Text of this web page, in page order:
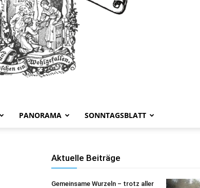
PANORAMA SONNTAGSBLATT
Aktuelle Beiträge
Gemeinsame Wurzeln – trotz aller